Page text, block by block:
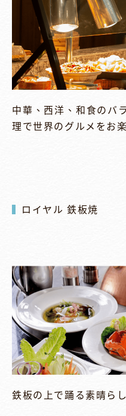
中華、西洋、和食のバ
理で世界のグルメをお
ロイヤル 鉄板焼
鉄板の上で踊る素晴ら